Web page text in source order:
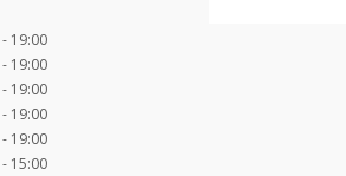
19:00
19:00
19:00
19:00
19:00
15:00